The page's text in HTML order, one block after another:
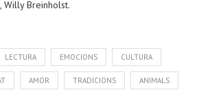
Willy Breinholst.
LECTURA EMOCIONS CULTURA
AMOR TRADICIONS ANIMALS